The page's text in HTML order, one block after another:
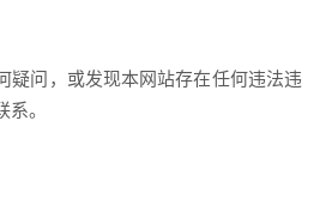
疑问，或发现本网站存在任何违法违
。